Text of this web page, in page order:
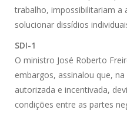
trabalho, impossibilitariam a
solucionar dissídios
SDI-1
O ministro José Roberto
embargos, assinalou que,
autorizada e incentivada,
condições entre as partes